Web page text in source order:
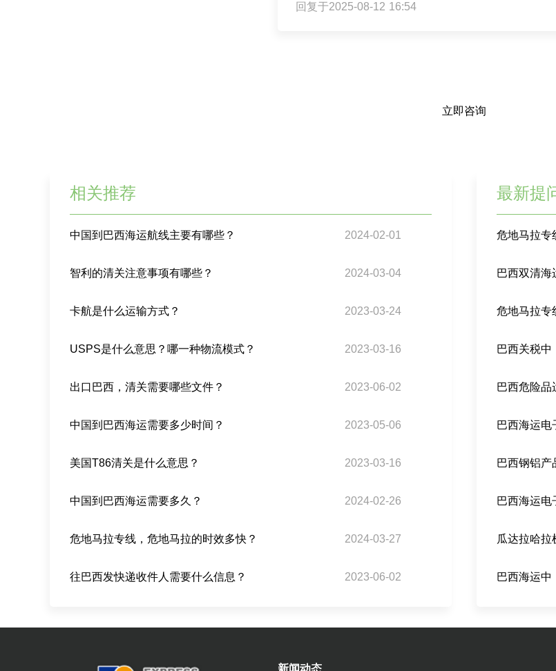
回复于2025-08-12 16:54
立即咨询
最新提
危地马拉专
危地马拉专
巴西危险品
巴西海运中
相关推荐
中国到巴西海运航线主要有哪些？ 2024-02-01
智利的清关注意事项有哪些？ 2024-03-04
卡航是什么运输方式？ 2023-03-24
USPS是什么意思？哪一种物流模式？ 2023-03-16
出口巴西，清关需要哪些文件？ 2023-06-02
中国到巴西海运需要多少时间？ 2023-05-06
美国T86清关是什么意思？ 2023-03-16
中国到巴西海运需要多久？ 2024-02-26
危地马拉专线，危地马拉的时效多快？ 2024-03-27
往巴西发快递收件人需要什么信息？ 2023-06-02